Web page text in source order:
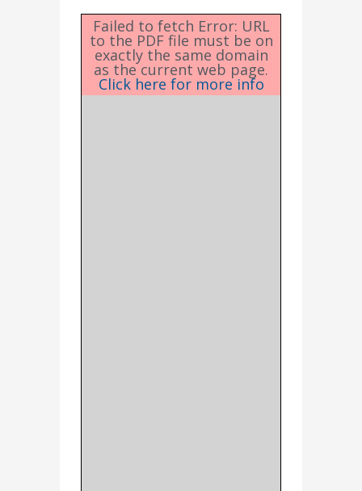
Failed to fetch Error: URL
to the PDF file must be on
exactly the same domain
as the current web page.
Click here for more info